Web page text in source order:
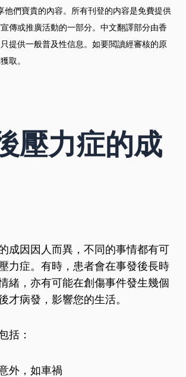
他們寶貴的內容。所有刊登的内容是免費提供
傳或推廣活動的一部分。中文翻譯部分由香
提供一般普及性信息。如要閲讀經審核的原
取。
壓力症的成
成因因人而異，不同的事情都有可
力症。有時，患者會在事發後長時
緒，亦有可能在創傷事件發生幾個
才病發，影響您的生活。
括：
外，如車禍